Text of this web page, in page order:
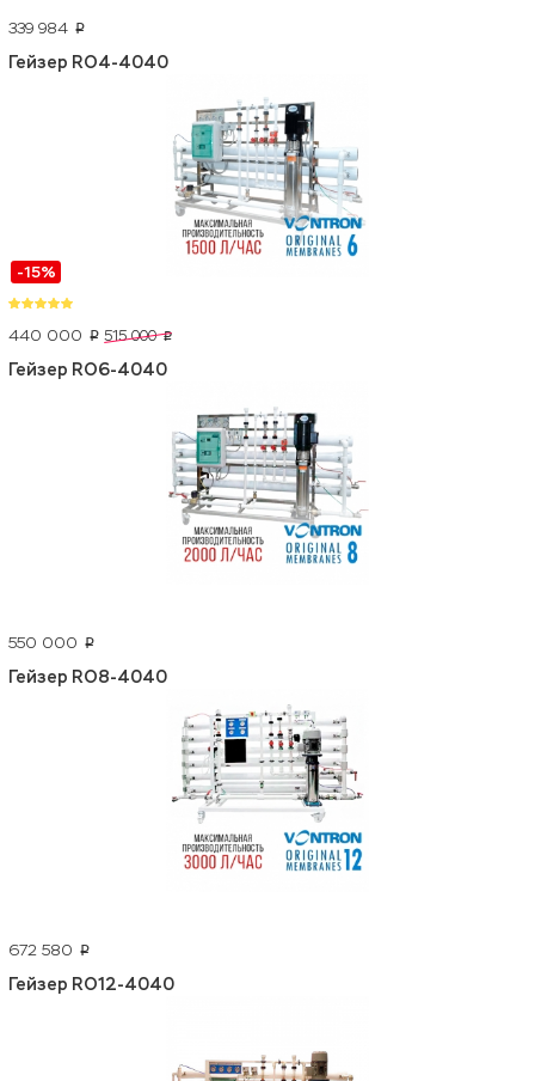
339 984 p
Гейзер RO4-4040
-15%
440 000 p 515 000 p
Гейзер RO6-4040
550 000 p
Гейзер RO8-4040
672 580 p
Гейзер RO12-4040